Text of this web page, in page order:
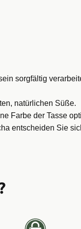
sorgfältig
natürlichen Süße.
Farbe der Tasse
entscheiden Sie